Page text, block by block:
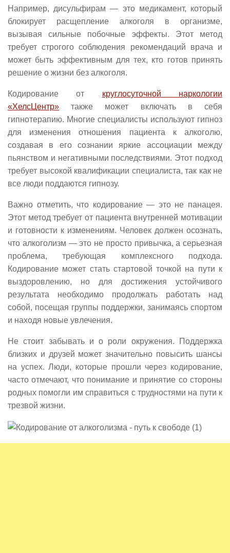
Например, дисульфирам — это медикамент, который
блокирует расщепление алкоголя в организме,
вызывая сильные побочные эффекты. Этот метод
требует строгого соблюдения рекомендаций врача и
может быть эффективным для тех, кто готов принять
решение о жизни без алкоголя.
Кодирование от круглосуточной наркологии
«ХелсЦентр» также может включать в себя
гипнотерапию. Многие специалисты используют гипноз
для изменения отношения пациента к алкоголю,
создавая в его сознании яркие ассоциации между
пьянством и негативными последствиями. Этот подход
требует высокой квалификации специалиста, так как не
все люди поддаются гипнозу.
Важно отметить, что кодирование — это не панацея.
Этот метод требует от пациента внутренней мотивации
и готовности к изменениям. Человек должен осознать,
что алкоголизм — это не просто привычка, а серьезная
проблема, требующая комплексного подхода.
Кодирование может стать стартовой точкой на пути к
выздоровлению, но для достижения устойчивого
результата необходимо продолжать работать над
собой, посещая группы поддержки, занимаясь спортом
и находя новые увлечения.
Не стоит забывать и о роли окружения. Поддержка
близких и друзей может значительно повысить шансы
на успех. Люди, которые прошли через кодирование,
часто отмечают, что понимание и принятие со стороны
родных помогли им справиться с трудностями на пути к
трезвой жизни.